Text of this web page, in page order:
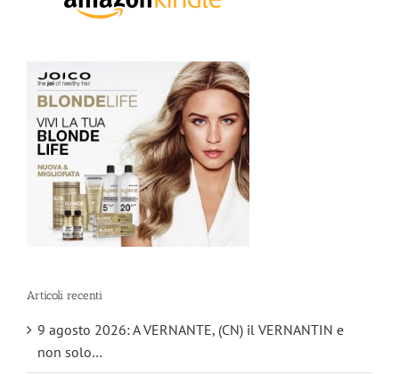
Articoli recenti
9 agosto 2026: A VERNANTE, (CN) il VERNANTIN e
non solo…